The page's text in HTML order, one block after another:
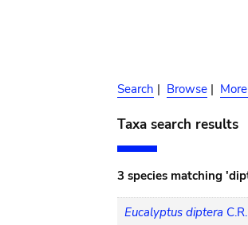
Search | Browse |
Taxa search results
3 species matching
Eucalyptus diptera